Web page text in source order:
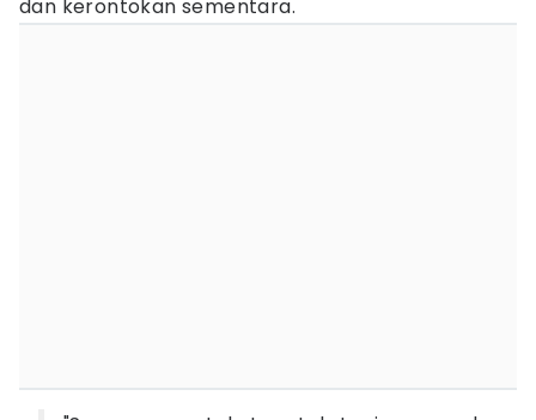
dan kerontokan sementara.